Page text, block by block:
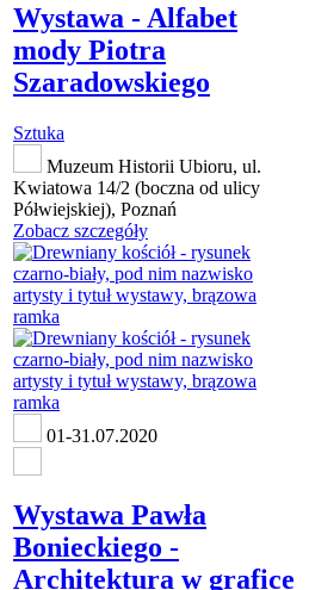
Wystawa - Alfabet
mody Piotra
Szaradowskiego
Sztuka
Muzeum Historii Ubioru, ul.
Kwiatowa 14/2 (boczna od ulicy
Półwiejskiej), Poznań
Zobacz szczegóły
01-31.07.2020
Wystawa Pawła
Bonieckiego -
Architektura w grafice